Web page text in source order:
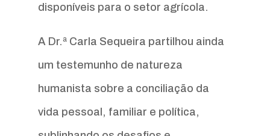
disponíveis para o setor agrícola.
A Dr.ª Carla Sequeira partilhou ainda
um testemunho de natureza
humanista sobre a conciliação da
vida pessoal, familiar e política,